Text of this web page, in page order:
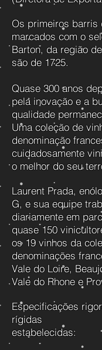
Os primeiros barris
marcados com o
Barton, da região
são de 1725.
Quase 300 anos
pela inovação e a
qualidade
Uma coleção de
denominação
cuidadosamente
o melhor do seu
Laurent Prada,
G, e sua equipe
diariamente em
quase 150
os 19 vinhos da
denominações
Vale do Loire,
Vale do Rhone e
Especificações
rígidas
estabelecidas: